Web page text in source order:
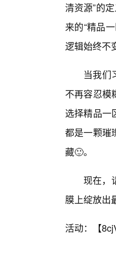
清资源”的
来的“精品
逻辑始终不
当我们
不再容忍模
选择精品一
都是一颗璀
藏🙂。
现在，
膜上绽放出
活动：【